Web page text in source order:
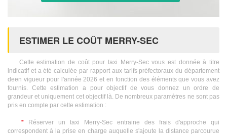
ESTIMER LE COÛT MERRY-SEC
Cette estimation de coût pour taxi Merry-Sec vous est donnée à titre
indicatif et a été calculée par rapport aux tarifs préfectoraux du département
deen vigueur pour l'année 2026 et en fonction des éléments que vous avez
fournis. Cette estimation a pour objectif de vous donnez un ordre de
grandeur et uniquement cet objectif là. De nombreux paramètres ne sont pas
pris en compte par cette estimation :
* Réserver un taxi Merry-Sec entraine des frais d'approche qui
correspondent à la prise en charge auquelle s'ajoute la distance parcourue